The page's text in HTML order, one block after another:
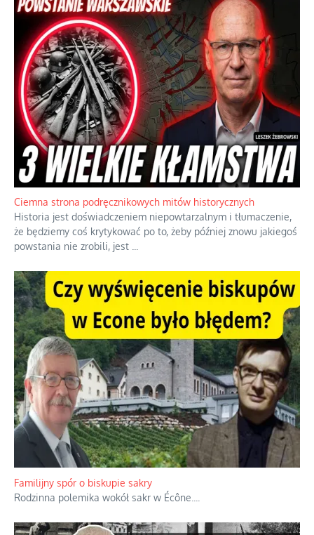
Ciemna strona podręcznikowych mitów historycznych
Historia jest doświadczeniem niepowtarzalnym i tłumaczenie,
że będziemy coś krytykować po to, żeby później znowu jakiegoś
powstania nie zrobili, jest
Familijny spór o biskupie sakry
Rodzinna polemika wokół sakr w Écône.